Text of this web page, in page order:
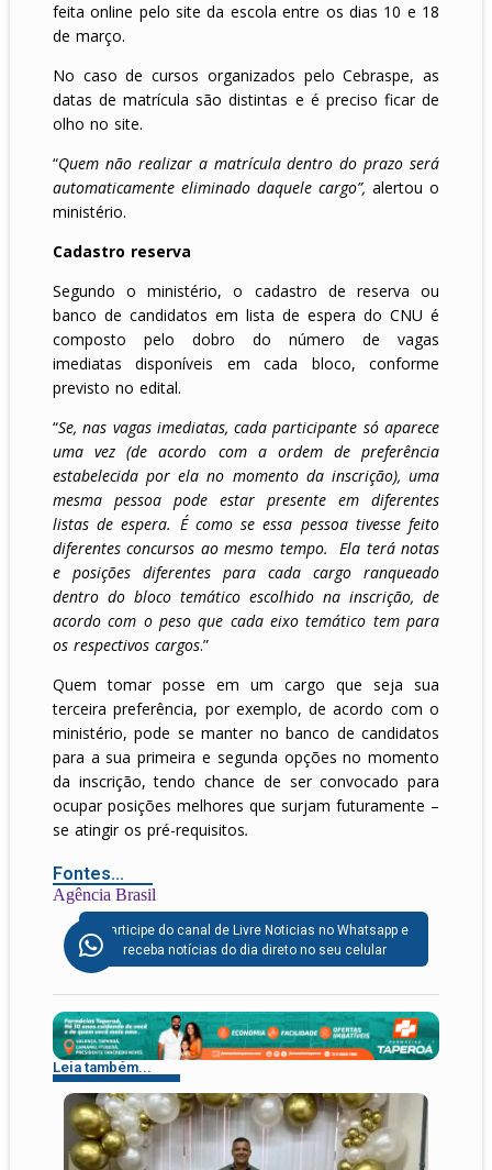
feita online pelo site da escola entre os dias 10 e 18
de março.
No caso de cursos organizados pelo Cebraspe, as
datas de matrícula são distintas e é preciso ficar de
olho no site.
“Quem não realizar a matrícula dentro do prazo será
automaticamente eliminado daquele cargo”,alertou o
ministério.
Cadastro reserva
Segundo o ministério, o cadastro de reserva ou
banco de candidatos em lista de espera do CNU é
composto pelo dobro do número de vagas
imediatas disponíveis em cada bloco, conforme
previsto no edital.
“Se, nas vagas imediatas, cada participante só aparece
uma vez (de acordo com a ordem de preferência
estabelecida por ela no momento da inscrição), uma
mesma pessoa pode estar presente em diferentes
listas de espera. É como se essa pessoa tivesse feito
diferentes concursos ao mesmo tempo. Ela terá notas
e posições diferentes para cada cargo ranqueado
dentro do bloco temático escolhido na inscrição, de
acordo com o peso que cada eixo temático tem para
os respectivos cargos.”
Quem tomar posse em um cargo que seja sua
terceira preferência, por exemplo, de acordo com o
ministério, pode se manter no banco de candidatos
para a sua primeira e segunda opções no momento
da inscrição, tendo chance de ser convocado para
ocupar posições melhores que surjam futuramente –
se atingir os pré-requisitos.
Fontes...
Agência Brasil
Participe do canal de Livre Noticias no Whatsapp e
receba notícias do dia direto no seu celular
Leia também...